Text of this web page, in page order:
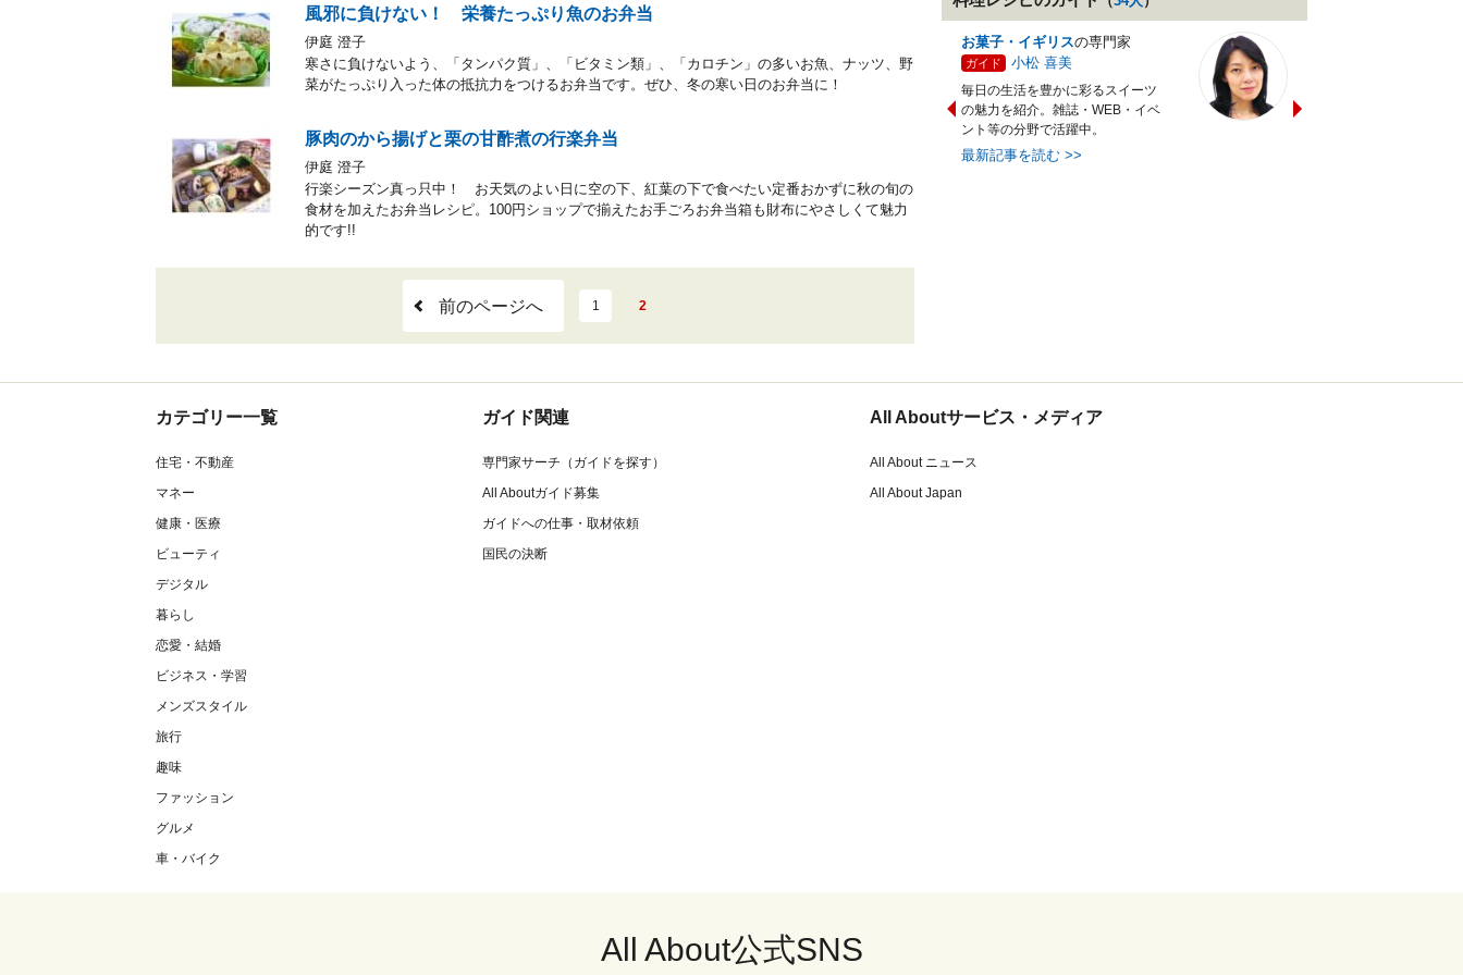
風邪に負けない！ 栄養たっぷり魚のお弁当
伊庭 澄子
寒さに負けないよう、「タンパク質」、「ビタミン類」、「カロチン」の多いお魚、ナッツ、野
菜がたっぷり入った体の抵抗力をつけるお弁当です。ぜひ、冬の寒い日のお弁当に！
豚肉のから揚げと栗の甘酢煮の行楽弁当
伊庭 澄子
行楽シーズン真っ只中！ お天気のよい日に空の下、紅葉の下で食べたい定番おかずに秋の旬の
食材を加えたお弁当レシピ。100円ショップで揃えたお手ごろお弁当箱も財布にやさしくて魅力
的です!!
前のページへ 1 2
お菓子・イギリスの専門家
ガイド 小松 喜美
毎日の生活を豊かに彩るスイーツ
の魅力を紹介。雑誌・WEB・イベ
ント等の分野で活躍中。
最新記事を読む >>
ターの資格を活かし老舗料亭
カテゴリー一覧
住宅・不動産
マネー
健康・医療
ビューティ
デジタル
暮らし
恋愛・結婚
ビジネス・学習
メンズスタイル
旅行
趣味
ファッション
グルメ
車・バイク
ガイド関連
専門家サーチ（ガイドを探す）
All Aboutガイド募集
ガイドへの仕事・取材依頼
国民の決断
All Aboutサービス・メディア
All About ニュース
All About Japan
All About公式SNS